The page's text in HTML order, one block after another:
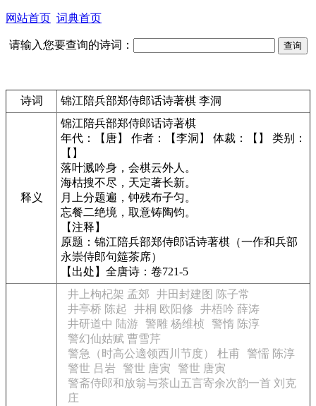
网站首页 词典首页
请输入您要查询的诗词：
诗词 锦江陪兵部郑侍郎话诗著棋 李洞
释义
锦江陪兵部郑侍郎话诗著棋
年代：【唐】 作者：【李洞】 体裁：【】 类别：
【】
落叶溅吟身，会棋云外人。
海枯搜不尽，天定著长新。
月上分题遍，钟残布子匀。
忘餐二绝境，取意铸陶钧。
【注释】
原题：锦江陪兵部郑侍郎话诗著棋（一作和兵部
永崇侍郎句筵茶席）
【出处】全唐诗：卷721-5
井上枸杞架 孟郊
井田封建图 陈子常
井亭桥 陈起
井桐 欧阳修
井梧吟 薛涛
井研道中 陆游
警雕 杨维桢
警惰 陈淳
警幻仙姑赋 曹雪芹
警急（时高公適领西川节度） 杜甫
警懦 陈淳
警世 吕岩
警世 唐寅
警世 唐寅
警斋侍郎和放翁与茶山五言寄余次韵一首 刘克
庄